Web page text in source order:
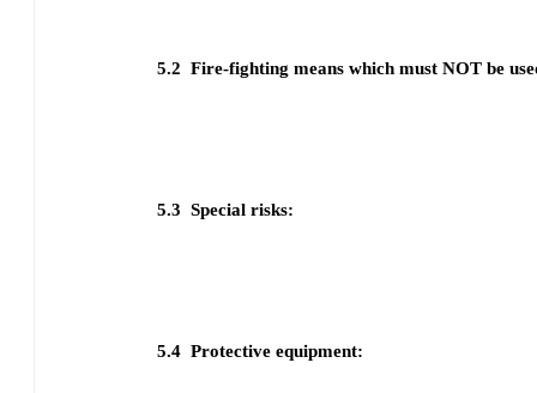
5.2 Fire-fighting means which must NOT be
5.3 Special risks:
5.4 Protective equipment: